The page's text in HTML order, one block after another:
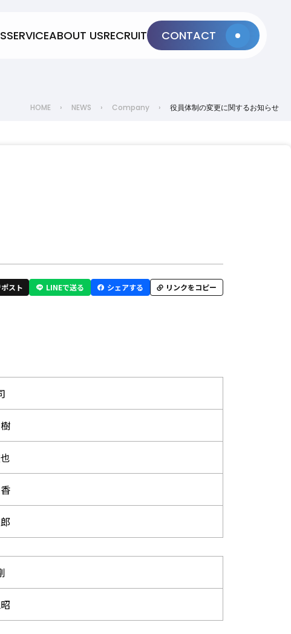
SERVICEABOUT USRECRUIT CONTACT
HOME › NEWS › Company › 役員体制の変更に関するお知らせ
スト LINEで送る シェアする リンクをコピー